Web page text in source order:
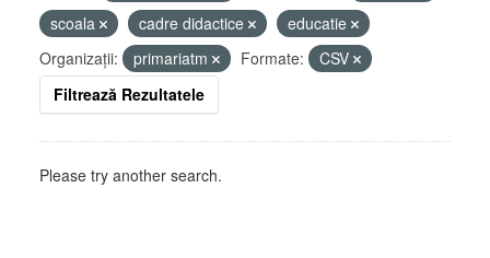
scoala
cadre didactice
educatie
Organizații:
primariatm Formate:
CSV
Filtrează Rezultatele
Please try another search.